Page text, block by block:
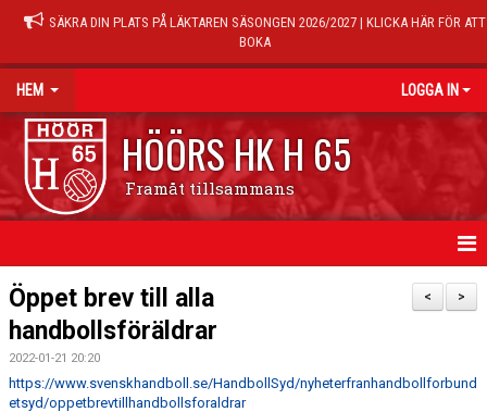
SÄKRA DIN PLATS PÅ LÄKTAREN SÄSONGEN 2026/2027 | KLICKA HÄR FÖR ATT
BOKA
HEM LOGGA IN
HÖÖRS HK H 65
Framåt tillsammans
HEM
NYHETER
KALENDER
>
<
Öppet brev till alla
handbollsföräldrar
2022-01-21 20:20
https://www.svenskhandboll.se/HandbollSyd/nyheterfranhandbollforbund
etsyd/oppetbrevtillhandbollsforaldrar